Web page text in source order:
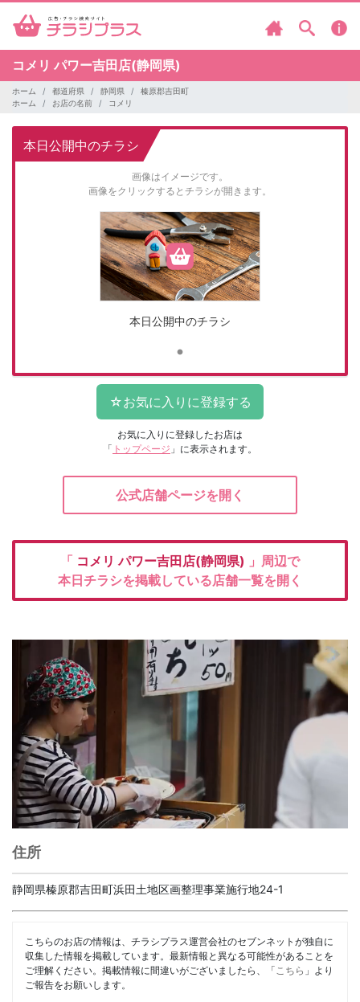
コメリ パワー吉田店(静岡県)
ホーム 都道府県 静岡県
榛原郡吉田町
ホーム
お店の名前 コメリ
本日公開中のチラシ
画像はイメージです。
画像をクリックするとチラシが開きます。
本日公開中のチラシ
お気に入りに登録したお店は
「 トップページ 」に表示されます。
公式店舗ページを開く
「 コメリパワー吉田店(静岡県) 」周辺で
本日チラシを掲載している店舗一覧を開く
住所
静岡県榛原郡吉田町浜田土地区画整理事業施行地24-1
こちらのお店の情報は、チラシプラス運営会社のセブンネットが独自に
収集した情報を掲載しています。最新情報と異なる可能性があることを
ご理解ください。掲載情報に間違いがございましたら、「 こちら 」より
ご報告をお願いします。